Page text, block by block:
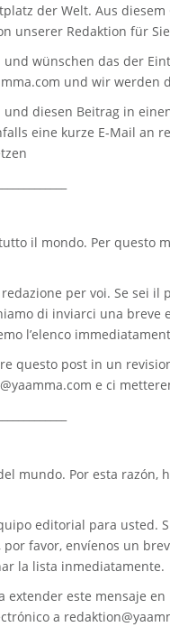
der Welt. Aus
unserer Redaktion für
wünschen das der
und wir werden
diesen Beitrag in
eine kurze E-Mail an
il mondo. Per questo
per voi. Se sei il
di inviarci una breve
l’elenco
questo post in un
e ci
mundo. Por esta razón,
editorial para usted.
favor, envíenos un
la lista inmediatamente.
este mensaje
a